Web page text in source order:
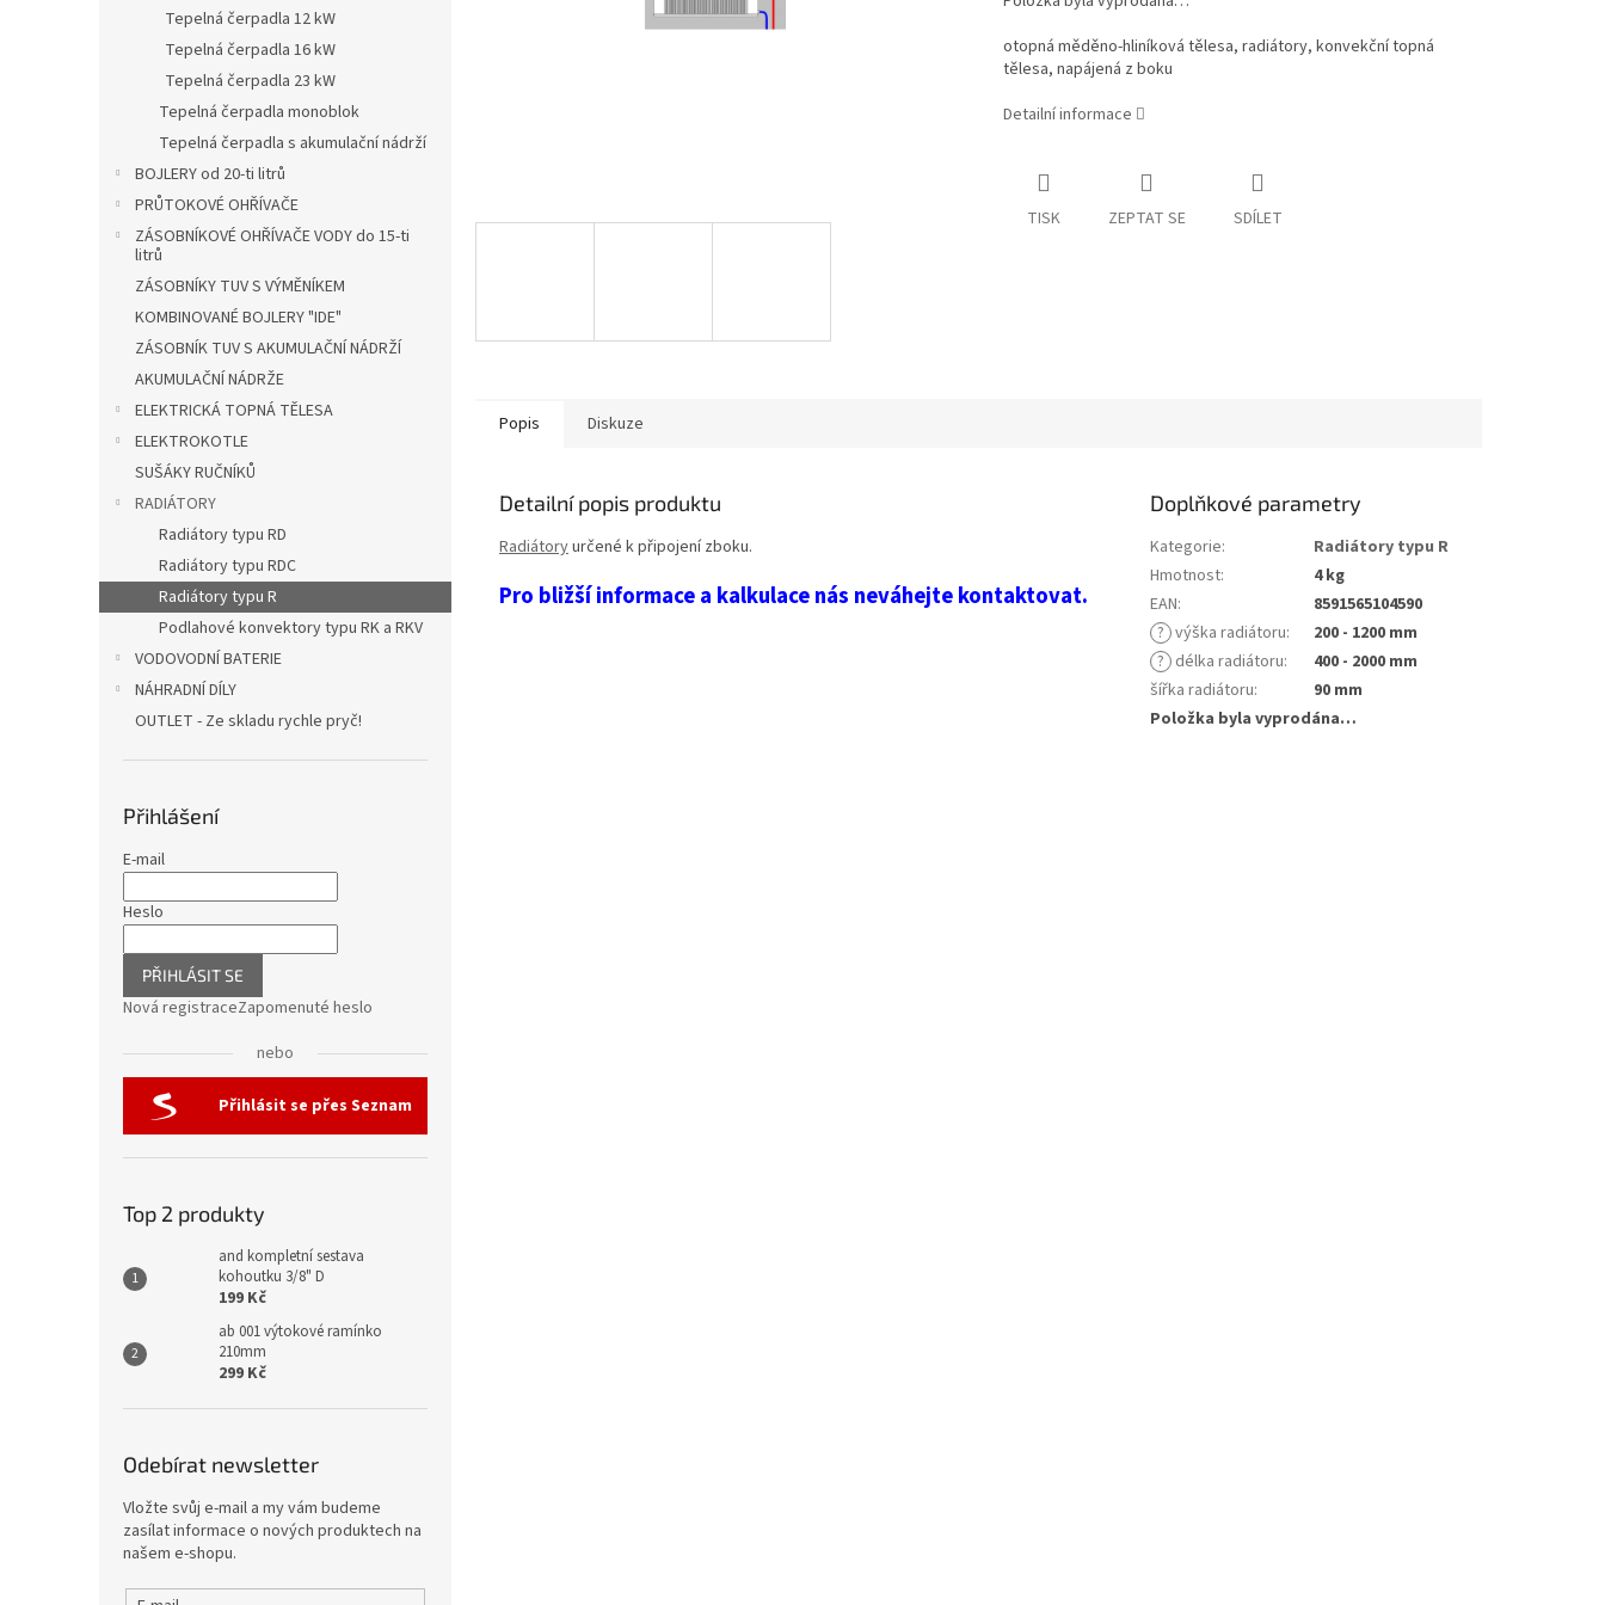
Tepelná čerpadla 12 kW
Tepelná čerpadla 16 kW
Tepelná čerpadla 23 kW
Tepelná čerpadla monoblok
Tepelná čerpadla s akumulační nádrží
BOJLERY od 20-ti litrů
PRŮTOKOVÉ OHŘÍVAČE
ZÁSOBNÍKOVÉ OHŘÍVAČE VODY do 15-ti
litrů
ZÁSOBNÍKY TUV S VÝMĚNÍKEM
KOMBINOVANÉ BOJLERY "IDE"
ZÁSOBNÍK TUV S AKUMULAČNÍ NÁDRŽÍ
AKUMULAČNÍ NÁDRŽE
ELEKTRICKÁ TOPNÁ TĚLESA
ELEKTROKOTLE
SUŠÁKY RUČNÍKŮ
RADIÁTORY
Radiátory typu RD
Radiátory typu RDC
Radiátory typu R
Podlahové konvektory typu RK a RKV
VODOVODNÍ BATERIE
NÁHRADNÍ DÍLY
OUTLET - Ze skladu rychle pryč!
Přihlášení
E-mail
Heslo
PŘIHLÁSIT SE
Nová registraceZapomenuté heslo
nebo
Přihlásit se přes Seznam
Top 2 produkty
and kompletní sestava
kohoutku 3/8" D
199 Kč
ab 001 výtokové ramínko
210mm
299 Kč
Odebírat newsletter
Vložte svůj e-mail a my vám budeme
zasílat informace o nových produktech na
našem e-shopu.
otopná měděno-hliníková tělesa, radiátory, konvekční topná
tělesa, napájená z boku
Detailní informace
TISK ZEPTAT SE SDÍLET
Popis Diskuze
Detailní popis produktu
Radiátoryurčené k připojení zboku.
Pro bližší informace a kalkulace nás neváhejte kontaktovat.
Doplňkové parametry
Kategorie:
Radiátory typu R
Hmotnost:
4 kg
EAN:
8591565104590
? výška radiátoru:
200 - 1200 mm
? délka radiátoru:
400 - 2000 mm
šířka radiátoru:
90 mm
Položka byla vyprodána…